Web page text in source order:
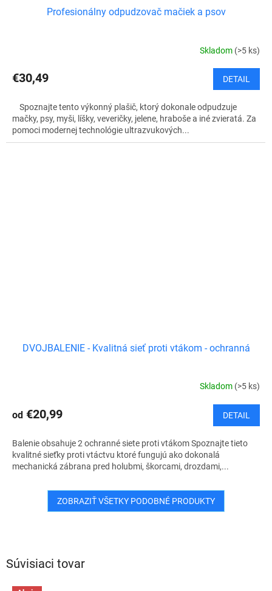
Súvisiaci tovar
Profesionálny odpudzovač mačiek a psov
Skladom (>5 ks)
€30,49 DETAIL
Spoznajte tento výkonný plašič, ktorý dokonale odpudzuje
mačky, psy, myši, líšky, veveričky, jelene, hraboše a iné zvieratá. Za
pomoci modernej technológie ultrazvukových...
DVOJBALENIE - Kvalitná sieť proti vtákom - ochranná
Skladom (>5 ks)
od €20,99 DETAIL
Balenie obsahuje 2 ochranné siete proti vtákom Spoznajte tieto
kvalitné sieťky proti vtáctvu ktoré fungujú ako dokonalá
mechanická zábrana pred holubmi, škorcami, drozdami,...
ZOBRAZIŤ VŠETKY PODOBNÉ PRODUKTY